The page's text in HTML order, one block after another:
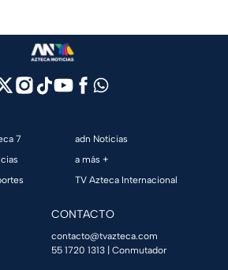
7
adn Noticias
a más +
TV Azteca Internacional
CONTACTO
contacto@tvazteca.com
55 1720 1313 | Conmutador